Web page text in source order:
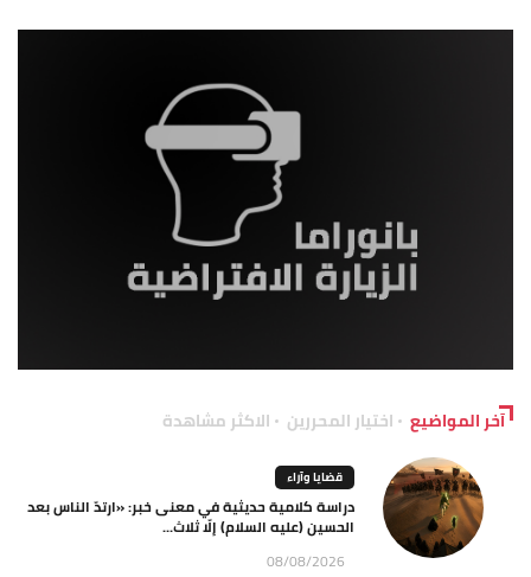
آخر المواضيع اختيار المحررين الاكثر مشاهدة
قضايا وآراء
دراسة كلامية حديثية في معنى خبر: «ارتدّ الناس بعد
الحسين (عليه السلام) إلّا ثلاث...
08/08/2026